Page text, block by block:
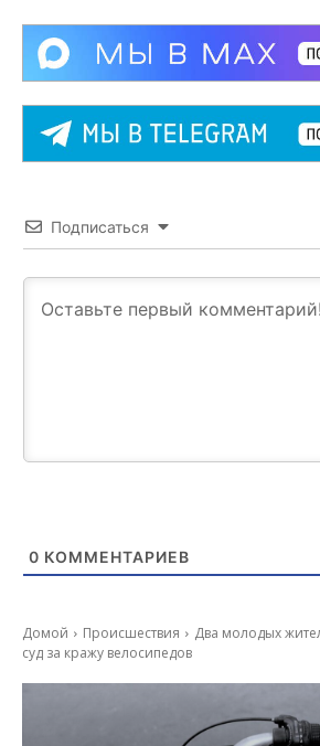
Подписаться
0 КОММЕНТАРИЕВ